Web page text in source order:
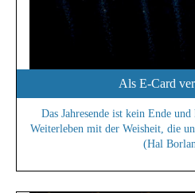
Als E-Card
Das Jahresende ist kein Ende
Weiterleben mit der Weisheit, die
(Hal